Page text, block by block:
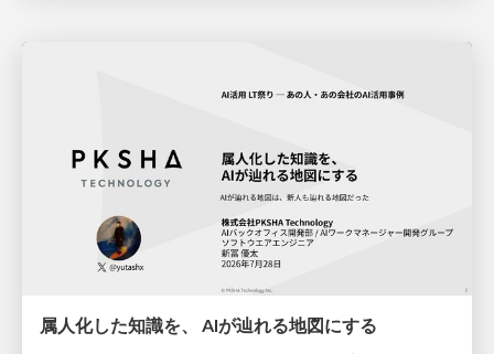
属人化した知識を、 AIが辿れる地図にする